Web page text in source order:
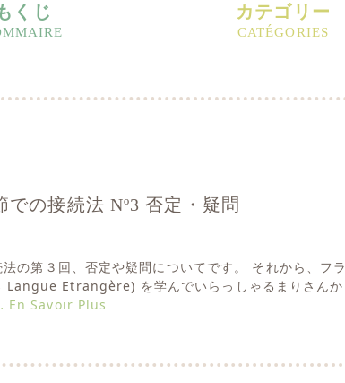
くじ カテゴリー
の接続法 Nº3 否定・疑問
の第３回、否定や疑問についてです。 それから、フラ
Langue Etrangère) を学んでいらっしゃるまりさんか
En Savoir Plus